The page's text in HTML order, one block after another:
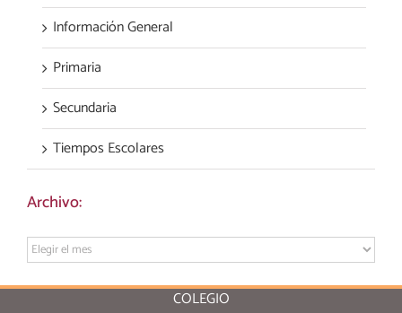
Información General
Primaria
Secundaria
Tiempos Escolares
Archivo:
Archivo:
COLEGIO